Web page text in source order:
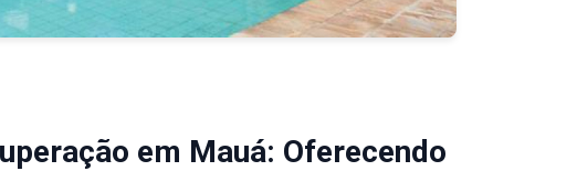
em Mauá: Oferecendo